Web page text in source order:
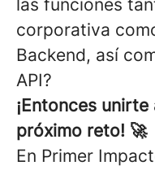
las funciones
corporativa
Backend, así
API?
¡Entonces
próximo reto! 🚀
En Primer